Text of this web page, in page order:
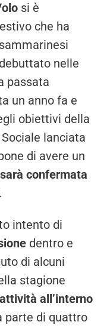
si è
che ha
nelle
passata
un anno fa e
obiettivi della
lanciata
di avere un
confermata
.
intento di
dentro e
di alcuni
stagione
attività all’interno
parte di quattro